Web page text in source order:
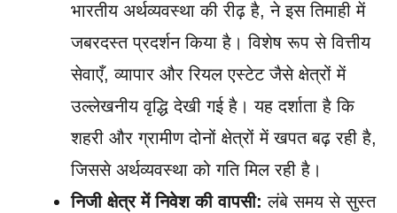
भारतीय अर्थव्यवस्था की रीढ़ है, ने इस तिमाही में
जबरदस्त प्रदर्शन किया है। विशेष रूप से वित्तीय
सेवाएँ, व्यापार और रियल एस्टेट जैसे क्षेत्रों में
उल्लेखनीय वृद्धि देखी गई है। यह दर्शाता है कि
शहरी और ग्रामीण दोनों क्षेत्रों में खपत बढ़ रही है,
जिससे अर्थव्यवस्था को गति मिल रही है।
निजी क्षेत्र में निवेश की वापसी: लंबे समय से सुस्त